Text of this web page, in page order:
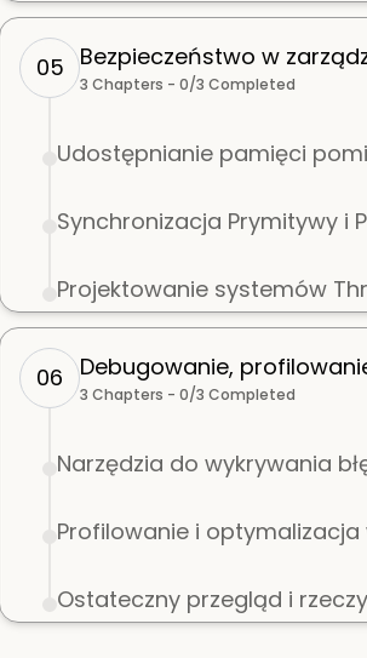
05 Bezpieczeństwo w
3 Chapters - 0/3 Completed
Udostępnianie pamięci
Synchronizacja Prymitywy i
Projektowanie systemów
06 Debugowanie,
3 Chapters - 0/3 Completed
Narzędzia do wykrywania
Profilowanie i
Ostateczny przegląd i